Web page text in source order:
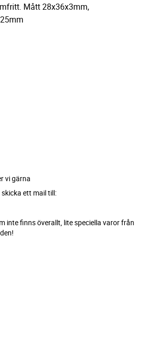
Mått 28x36x3mm,
vi gärna
ett mail till:
inte finns överallt, lite speciella varor från